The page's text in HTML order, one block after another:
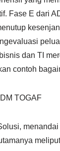
Fase E dari
dan TI
contoh
TOGAF